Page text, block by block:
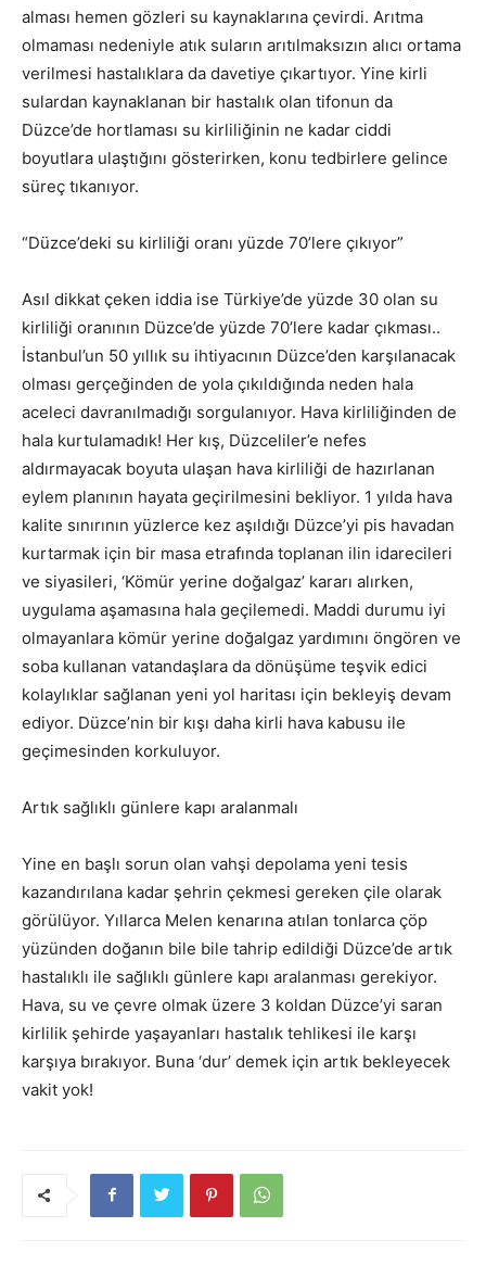
alması hemen gözleri su kaynaklarına çevirdi. Arıtma
olmaması nedeniyle atık suların arıtılmaksızın alıcı ortama
verilmesi hastalıklara da davetiye çıkartıyor. Yine kirli
sulardan kaynaklanan bir hastalık olan tifonun da
Düzce’de hortlaması su kirliliğinin ne kadar ciddi
boyutlara ulaştığını gösterirken, konu tedbirlere gelince
süreç tıkanıyor.
“Düzce’deki su kirliliği oranı yüzde 70’lere çıkıyor”
Asıl dikkat çeken iddia ise Türkiye’de yüzde 30 olan su
kirliliği oranının Düzce’de yüzde 70’lere kadar çıkması..
İstanbul’un 50 yıllık su ihtiyacının Düzce’den karşılanacak
olması gerçeğinden de yola çıkıldığında neden hala
aceleci davranılmadığı sorgulanıyor. Hava kirliliğinden de
hala kurtulamadık! Her kış, Düzceliler’e nefes
aldırmayacak boyuta ulaşan hava kirliliği de hazırlanan
eylem planının hayata geçirilmesini bekliyor. 1 yılda hava
kalite sınırının yüzlerce kez aşıldığı Düzce’yi pis havadan
kurtarmak için bir masa etrafında toplanan ilin idarecileri
ve siyasileri, ‘Kömür yerine doğalgaz’ kararı alırken,
uygulama aşamasına hala geçilemedi. Maddi durumu iyi
olmayanlara kömür yerine doğalgaz yardımını öngören ve
soba kullanan vatandaşlara da dönüşüme teşvik edici
kolaylıklar sağlanan yeni yol haritası için bekleyiş devam
ediyor. Düzce’nin bir kışı daha kirli hava kabusu ile
geçimesinden korkuluyor.
Artık sağlıklı günlere kapı aralanmalı
Yine en başlı sorun olan vahşi depolama yeni tesis
kazandırılana kadar şehrin çekmesi gereken çile olarak
görülüyor. Yıllarca Melen kenarına atılan tonlarca çöp
yüzünden doğanın bile bile tahrip edildiği Düzce’de artık
hastalıklı ile sağlıklı günlere kapı aralanması gerekiyor.
Hava, su ve çevre olmak üzere 3 koldan Düzce’yi saran
kirlilik şehirde yaşayanları hastalık tehlikesi ile karşı
karşıya bırakıyor. Buna ‘dur’ demek için artık bekleyecek
vakit yok!